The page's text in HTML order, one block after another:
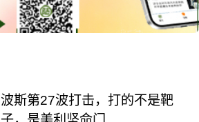
波斯第27波打击，打的不是靶